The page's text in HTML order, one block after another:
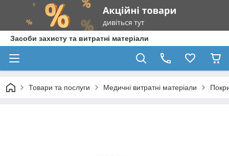
Засоби захисту та витратні матеріали
Товари та послуги Медичні витратні матеріали